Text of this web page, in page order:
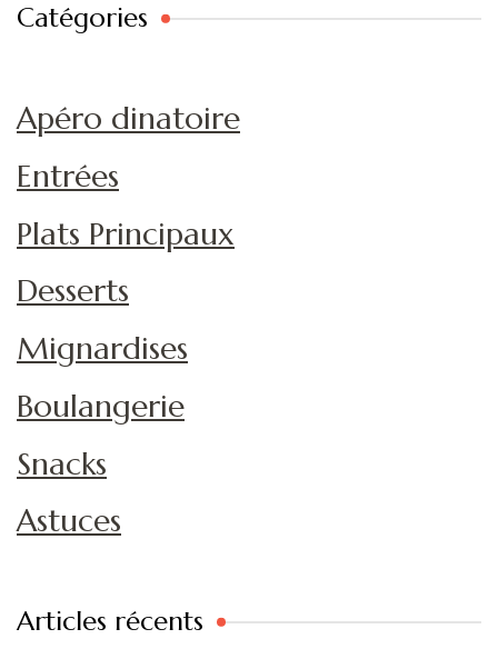
Catégories
Apéro dinatoire
Entrées
Plats Principaux
Desserts
Mignardises
Boulangerie
Snacks
Astuces
Articles récents